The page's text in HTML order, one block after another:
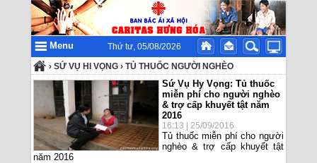
Menu
Thứ tư, 05/08/2026
› SỨ VỤ HI VỌNG › TỦ THUỐC NGƯỜI NGHÈO
Sứ Vụ Hy Vọng: Tủ thuốc
miễn phí cho người nghèo
& trợ cấp khuyết tật năm
2016
16:13 | 25/09/2016
Tủ thuốc miễn phí cho người
nghèo & trợ cấp khuyết tật
năm 2016